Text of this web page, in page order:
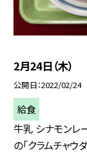
2月24日（木）
公開日 2022/02/24
給食
牛乳 シナモンレ
の「クラムチャウ